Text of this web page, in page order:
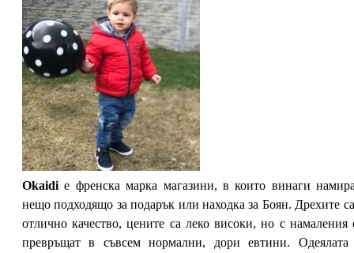
Okaidi е френска марка магазини, в които винаги
нещо подходящо за подарък или находка за Боян. Дрехите
отлично качество, цените са леко високи, но с намаления
превръщат в съвсем нормални, дори евтини.